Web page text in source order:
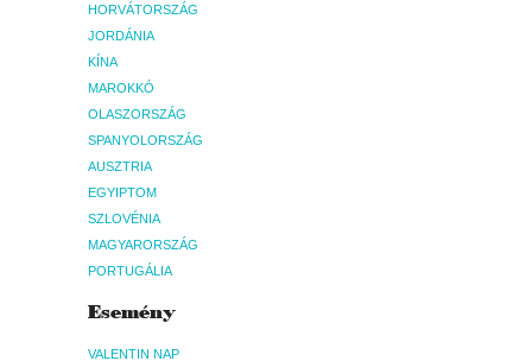
HORVÁTORSZÁG
JORDÁNIA
KÍNA
MAROKKÓ
OLASZORSZÁG
SPANYOLORSZÁG
AUSZTRIA
EGYIPTOM
SZLOVÉNIA
MAGYARORSZÁG
PORTUGÁLIA
Esemény
VALENTIN NAP